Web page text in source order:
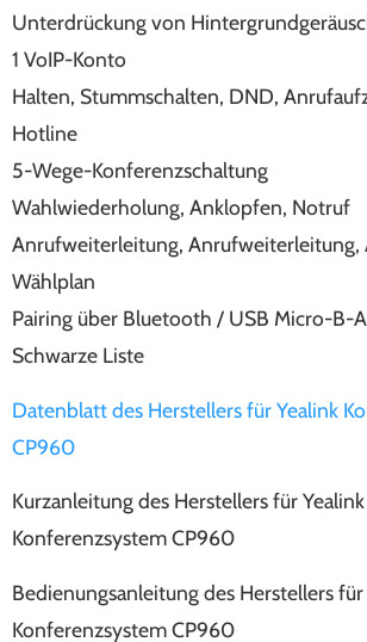
Unterdrückung von
1 VoIP-Konto
Halten, Stummschalten, DND,
Hotline
5-Wege-Konferenzschaltung
Wahlwiederholung, Anklopfen, Notruf
Anrufweiterleitung, Anrufweiterleitung,
Wählplan
Pairing über Bluetooth / USB Micro-B-
Schwarze Liste
Datenblatt des Herstellers für Yealink
CP960
Kurzanleitung des Herstellers für Yealink
Konferenzsystem CP960
Bedienungsanleitung des Herstellers für
Konferenzsystem CP960